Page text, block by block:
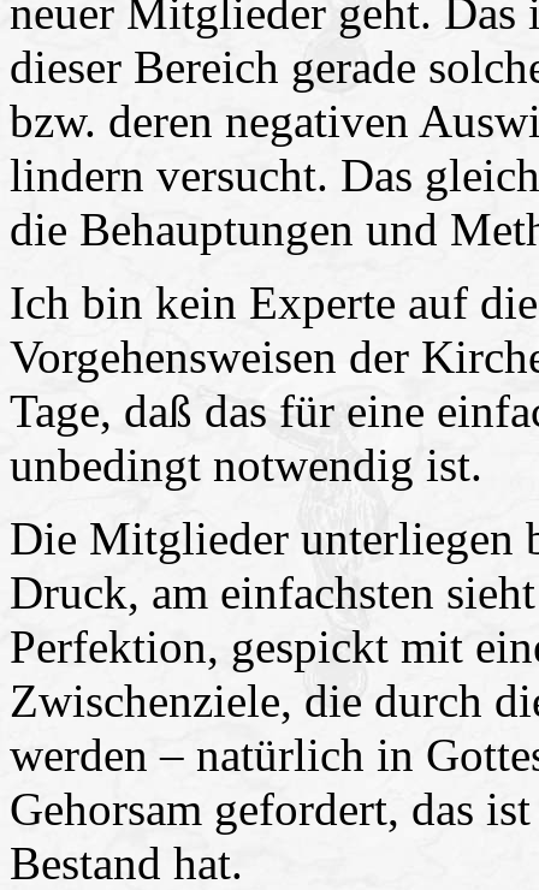
neuer Mitglieder geht.
dieser Bereich gerade
bzw. deren negativen
lindern versucht. Das
die Behauptungen und
Ich bin kein Experte auf
Vorgehensweisen der
Tage, daß das für eine
unbedingt notwendig ist.
Die Mitglieder unterliegen
Druck, am einfachsten
Perfektion, gespickt mit
Zwischenziele, die durch
werden – natürlich in
Gehorsam gefordert, das
Bestand hat.